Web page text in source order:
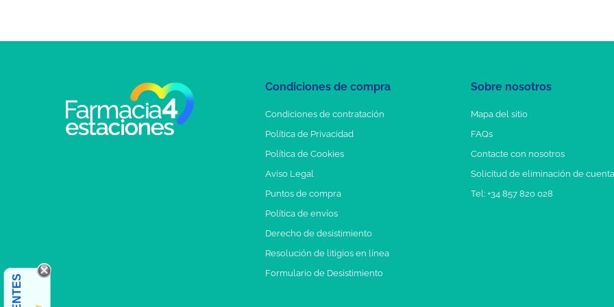
Condiciones de compra
Condiciones de contratación
Política de Privacidad
Política de Cookies
Aviso Legal
Puntos de compra
Política de envíos
Derecho de desistimiento
Resolución de litigios en línea
Formulario de Desistimiento
Sobre nosotros
Mapa del sitio
FAQs
Contacte con nosotros
Solicitud de eliminación de cuenta
Tel: +34 857 820 028